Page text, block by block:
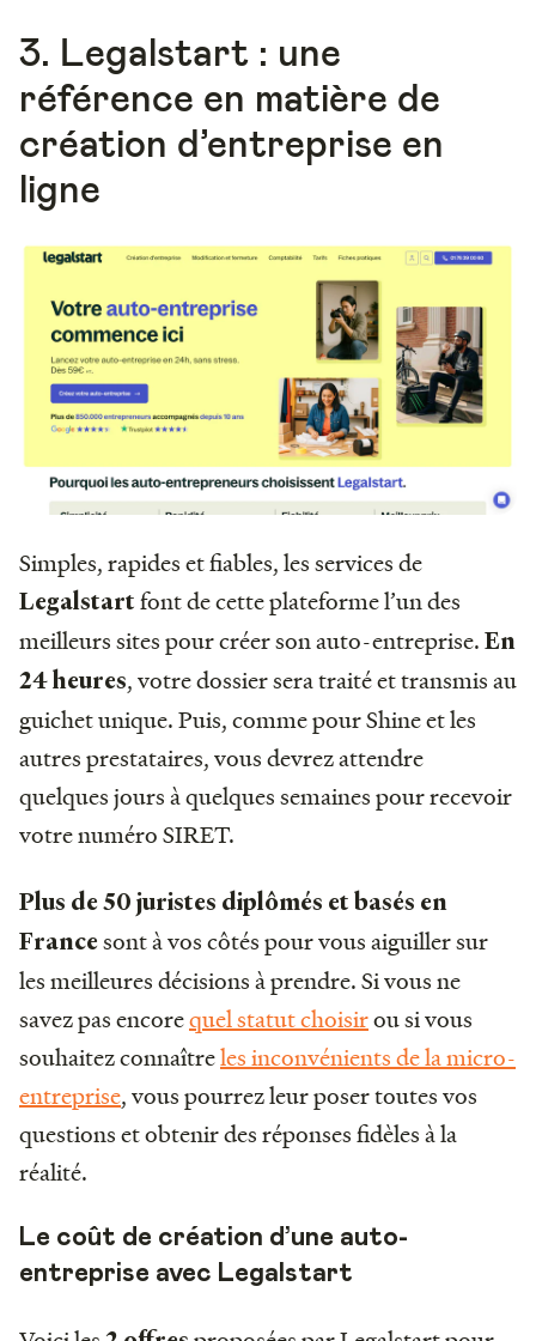
3. Legalstart : une
référence en matière de
création d’entreprise en
ligne
Simples, rapides et fiables, les services de
Legalstart font de cette plateforme l’un des
meilleurs sites pour créer son auto-entreprise. En
24 heures, votre dossier sera traité et transmis au
guichet unique. Puis, comme pour Shine et les
autres prestataires, vous devrez attendre
quelques jours à quelques semaines pour recevoir
votre numéro SIRET.
Plus de 50 juristes diplômés et basés en
Francesont à vos côtés pour vous aiguiller sur
les meilleures décisions à prendre. Si vous ne
savez pas encorequel statut choisirou si vous
souhaitez connaîtreles inconvénients de la micro-
entreprise, vous pourrez leur poser toutes vos
questions et obtenir des réponses fidèles à la
réalité.
Le coût de création d’une auto-
entreprise avec Legalstart